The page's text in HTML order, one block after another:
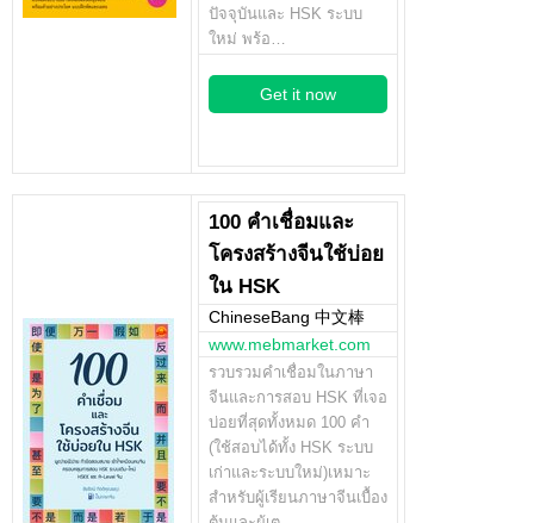
ปัจจุบันและ HSK ระบบ
ใหม่ พร้อ…
Get it now
100 คำเชื่อมและ
โครงสร้างจีนใช้บ่อย
ใน HSK
ChineseBang 中文棒
www.mebmarket.com
รวบรวมคำเชื่อมในภาษา
จีนและการสอบ HSK ที่เจอ
บ่อยที่สุดทั้งหมด 100 คำ
(ใช้สอบได้ทั้ง HSK ระบบ
เก่าและระบบใหม่)เหมาะ
สำหรับผู้เรียนภาษาจีนเบื้อง